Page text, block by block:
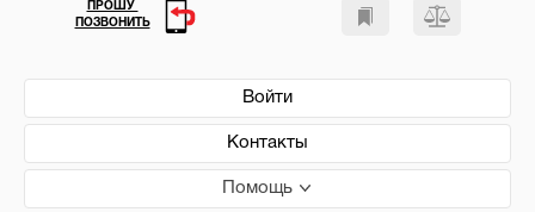
Войти
Контакты
Помощь
ПРОШУ
ПОЗВОНИТЬ